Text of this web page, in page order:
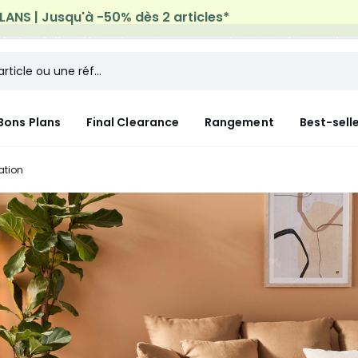
à domicile offerte*sur tous vos achats Mode & Maison
Plans Final Clearance Rangement Best-